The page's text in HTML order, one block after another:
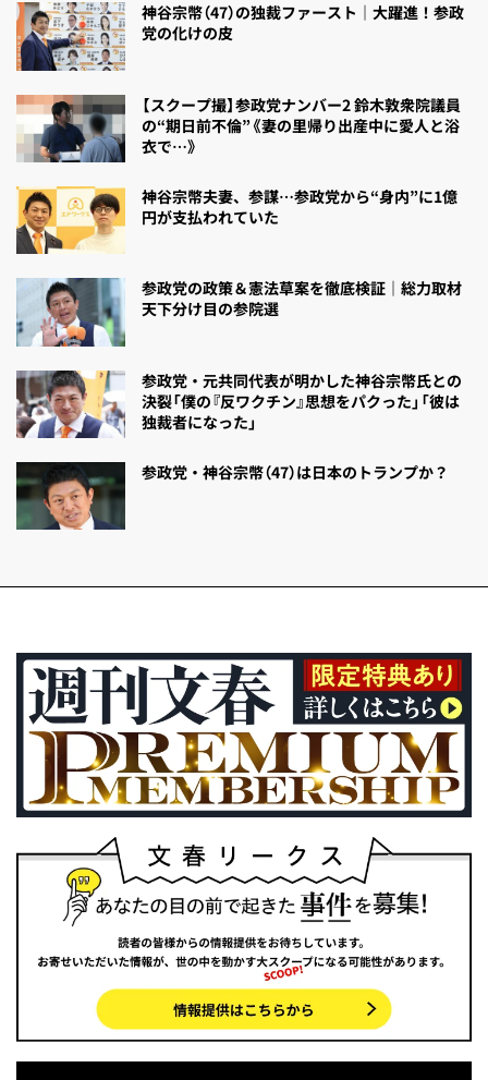
神谷宗幣（47）の独裁ファースト｜大躍進！参政
党の化けの皮
【スクープ撮】参政党ナンバー2 鈴木敦衆院議員
の“期日前不倫”《妻の里帰り出産中に愛人と浴
衣で…》
神谷宗幣夫妻、参謀…参政党から“身内”に1億
円が支払われていた
参政党の政策＆憲法草案を徹底検証｜総力取材
天下分け目の参院選
参政党・元共同代表が明かした神谷宗幣氏との
決裂「僕の『反ワクチン』思想をパクった」「彼は
独裁者になった」
参政党・神谷宗幣（47）は日本のトランプか？